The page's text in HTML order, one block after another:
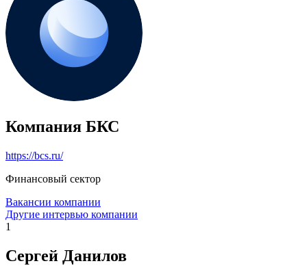
Компания БКС
https://bcs.ru/
Финансовый сектор
Вакансии компании
Другие интервью компании
1
Сергей Данилов